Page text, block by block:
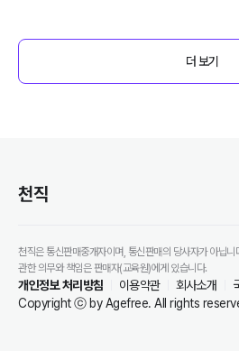
더 보기
천직
천직은 통신판매중개자이며, 통신판매의 당사자가 아닙
관한 의무와 책임은 판매자(교육원)에게 있습니다.
개인정보 처리방침 이용약관 회사소개
Copyright ⓒ by Agefree. All rights